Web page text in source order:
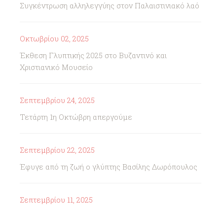
Συγκέντρωση αλληλεγγύης στον Παλαιστινιακό λαό
Οκτωβρίου 02, 2025
Έκθεση Γλυπτικής 2025 στο Βυζαντινό και
Χριστιανικό Μουσείο
Σεπτεμβρίου 24, 2025
Τετάρτη 1η Οκτώβρη απεργούμε
Σεπτεμβρίου 22, 2025
Έφυγε από τη ζωή ο γλύπτης Βασίλης Δωρόπουλος
Σεπτεμβρίου 11, 2025